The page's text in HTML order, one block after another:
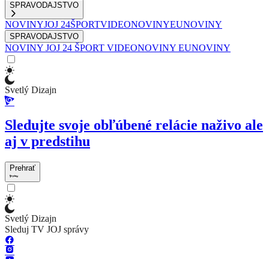
SPRAVODAJSTVO
NOVINYJOJ 24ŠPORTVIDEONOVINYEUNOVINY
SPRAVODAJSTVO
NOVINY JOJ 24 ŠPORT VIDEONOVINY EUNOVINY
Svetlý Dizajn
Sledujte svoje obľúbené relácie naživo ale
aj v predstihu
Prehrať
Svetlý Dizajn
Sleduj TV JOJ správy